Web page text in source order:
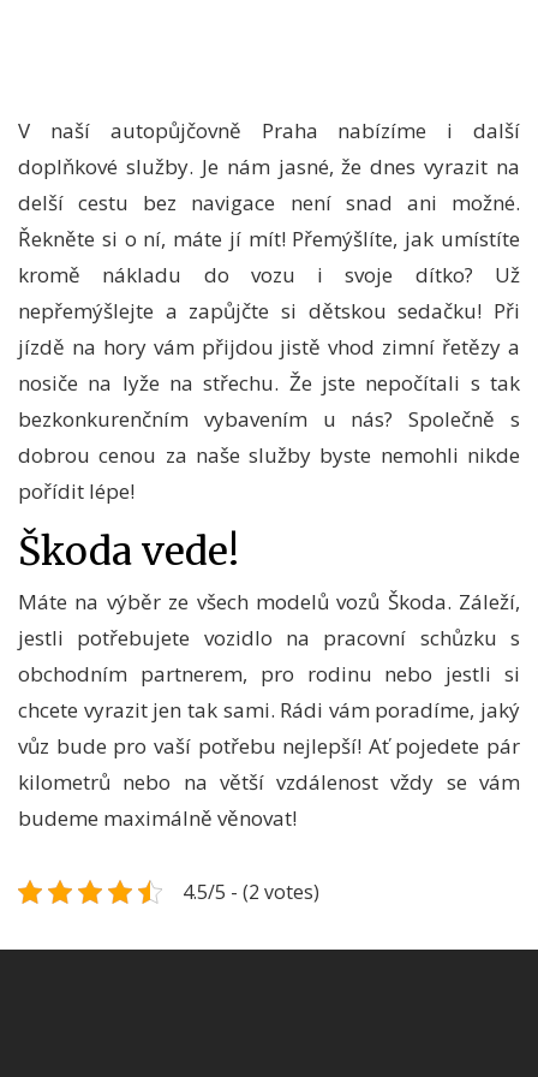
V naší autopůjčovně Praha nabízíme i další
doplňkové služby. Je nám jasné, že dnes vyrazit na
delší cestu bez navigace není snad ani možné.
Řekněte si o ní, máte jí mít! Přemýšlíte, jak umístíte
kromě nákladu do vozu i svoje dítko? Už
nepřemýšlejte a zapůjčte si dětskou sedačku! Při
jízdě na hory vám přijdou jistě vhod zimní řetězy a
nosiče na lyže na střechu. Že jste nepočítali s tak
bezkonkurenčním vybavením u nás? Společně s
dobrou cenou za naše služby byste nemohli nikde
pořídit lépe!
Škoda vede!
Máte na výběr ze všech modelů vozů Škoda. Záleží,
jestli potřebujete vozidlo na pracovní schůzku s
obchodním partnerem, pro rodinu nebo jestli si
chcete vyrazit jen tak sami. Rádi vám poradíme, jaký
vůz bude pro vaší potřebu nejlepší! Ať pojedete pár
kilometrů nebo na větší vzdálenost vždy se vám
budeme maximálně věnovat!
4.5/5 - (2 votes)